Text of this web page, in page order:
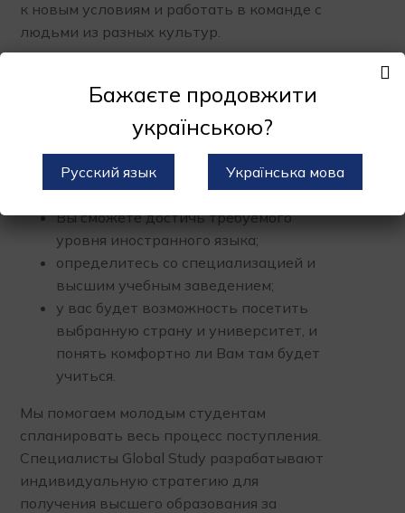
к новым условиям и работать в команде с
людьми из разных культур.
Поступление
Мы рекомендуем готовится к образованию
за рубежом за 1-2 года.
За это время:
Вы сможете достичь требуемого
уровня иностранного языка;
определитесь со специализацией и
высшим учебным заведением;
у вас будет возможность посетить
выбранную страну и университет, и
понять комфортно ли Вам там будет
учиться.
Мы помогаем молодым студентам
спланировать весь процесс поступления.
Специалисты Global Study разрабатывают
индивидуальную стратегию для
получения высшего образования за
Бажаєте продовжити
українською?
Русский язык Українська мова